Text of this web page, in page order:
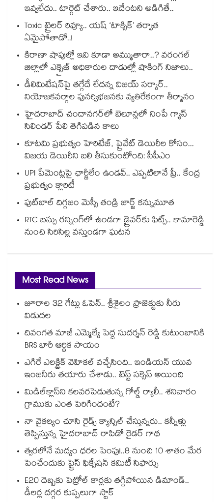
ఇవ్వలేదు.. టార్గెట్ చేశారు.. ఇదేంటని అడిగితే..
Toxic ట్రైలర్ రివ్యూ.. యష్ ‘టాక్సిక్’ తర్వాత
ఏమైపోతాడో..!
కిరాణా షాపుల్లో ఇవి కూడా అమ్ముతారా..? వరంగల్
జిల్లాలో ఎక్సైజ్ అధికారుల దాడుల్లో షాకింగ్ నిజాలు..
డీలిమిటేషన్‎పై తగ్గేదే లేదన్న విజయ్ సర్కార్..
నియోజకవర్గాల పునర్విభజనకు వ్యతిరేకంగా తీర్మానం
హైదరాబాద్⁪ చందానగర్⁫లో బెలూన్లలో నింపే గ్యాస్
సిలిండర్ పేలి తెగిపడిన కాలు
కూటమి ప్రభుత్వం హెరిటేజ్, ప్రైవేట్ డెయిరీల కోసం...
విజయ డెయిరీని బలి తీసుకుంటోంది: సీపీఎం
UPI పేమెంట్లపై ఛార్జీలేం ఉండవ్.. ఎప్పటిలానే ఫ్రీ.. కేంద్ర
ప్రభుత్వం క్లారిటీ
ఫుట్‎బాల్ దిగ్గజం మెస్సీ తండ్రి జార్జ్ కన్నుమూత
RTC బస్సు రన్నింగ్⁫లో ఉండగా డ్రైవర్‌కు ఫిట్స్.. కామారెడ్డి
నుంచి సిరిసిల్ల వస్తుండగా ఘటన
Most Read News
జూరాల 32 గేట్లు ఓపెన్.. శ్రీశైలం ప్రాజెక్టుకు నీరు
విడుదల
దివంగత మాజీ ఎమ్మెల్యే పెద్ద సుదర్శన్ రెడ్డి కుటుంబానికి
BRS భారీ ఆర్థిక సాయం
ఎగిరే ఎలక్ట్రిక్ వెహికల్ వచ్చేసింది.. ఇండియన్ యువ
ఇంజనీరు తయారు చేశాడు.. టెస్ట్ సక్సెస్ అయింది
మిడిల్‌క్లాస్‌ని కలవరపెడుతున్న గోల్డ్ ర్యాలీ.. శనివారం
గ్రాముకు ఎంత పెరిగిందంటే?
నా వైకల్యం చూసి రైడ్స్ క్యాన్సిల్ చేస్తున్నరు.. కన్నీళ్లు
తెప్పిస్తున్న హైదరాబాద్ రాపిడో రైడర్ గాథ
త్వరలోనే మద్యం ధ‌‌ర‌‌ల పెంపు!..8 నుంచి 10 శాతం మేర
పెంచేందుకు ప్రైస్ ఫిక్సేష‌‌న్ క‌‌మిటీ సిఫార్సు
E20 దెబ్బకు పెట్రోల్ కార్లకు తగ్గిపోయిన డిమాండ్..
డీలర్ల దగ్గర కుప్పలుగా స్టాక్